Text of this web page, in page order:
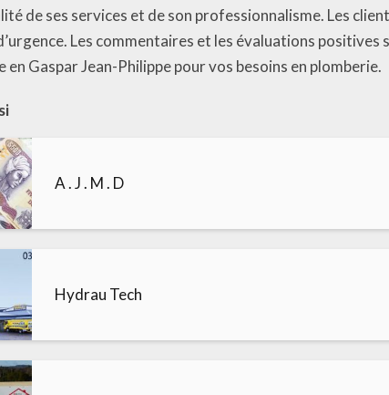
de ses services et de son professionnalisme. Les
Les commentaires et les évaluations
en Gaspar Jean-Philippe pour vos besoins en plomberie.
A . J . M . D
Hydrau Tech